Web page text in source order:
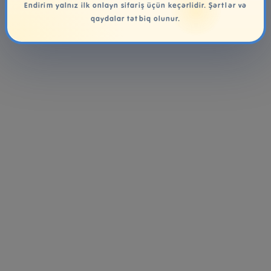
Endirim yalnız ilk onlayn sifariş üçün keçərlidir. Şərtlər və
qaydalar tətbiq olunur.